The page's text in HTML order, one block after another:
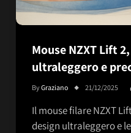
Mouse NZXT Lift
ultraleggero e
ByGraziano 21/12/2025
Il mouse filare NZXT
design ultraleggero e